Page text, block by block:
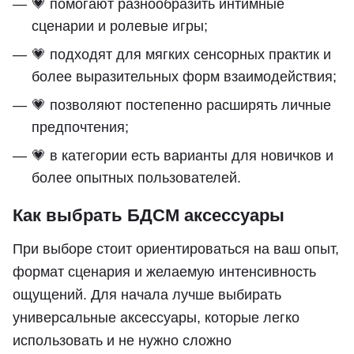
💗 помогают разнообразить интимные
сценарии и ролевые игры;
💗 подходят для мягких сенсорных практик и
более выразительных форм взаимодействия;
💗 позволяют постепенно расширять личные
предпочтения;
💗 в категории есть варианты для новичков и
более опытных пользователей.
Как выбрать БДСМ аксессуары
При выборе стоит ориентироваться на ваш опыт,
формат сценария и желаемую интенсивность
ощущений. Для начала лучше выбирать
универсальные аксессуары, которые легко
использовать и не нужно сложно